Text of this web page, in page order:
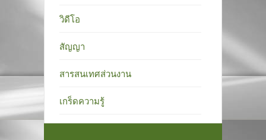
วิดีโอ
สัญญา
สารสนเทศส่วนงาน
เกร็ดความรู้